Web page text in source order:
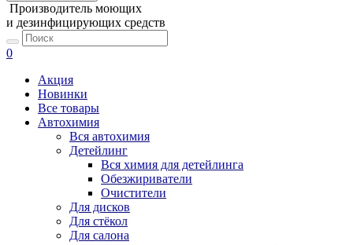
Производитель моющих
и дезинфицирующих средств
0
Акция
Новинки
Все товары
Автохимия
Вся автохимия
Детейлинг
Вся химия для детейлинга
Обезжириватели
Очистители
Для дисков
Для стёкол
Для салона